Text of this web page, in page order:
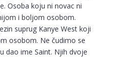
Osoba koju ni novac ni
i boljom osobom.
suprug Kanye West koji
osobom. Ne čudimo se
dao ime Saint. Njih dvoje